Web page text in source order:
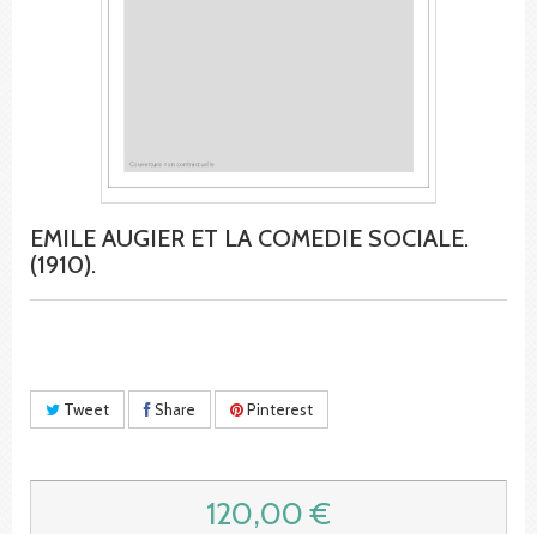
EMILE AUGIER ET LA COMEDIE SOCIALE.
(1910).
Tweet Share Pinterest
120,00 €